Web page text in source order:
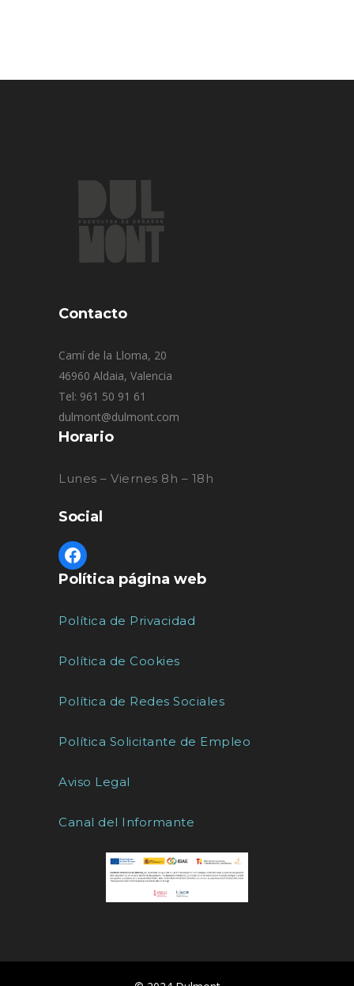
Contacto
Camí de la Lloma, 20
46960 Aldaia, Valencia
Tel: 961 50 91 61
dulmont@dulmont.com
Horario
Lunes – Viernes 8h – 18h
Social
Política página web
Política de Privacidad
Política de Cookies
Política de Redes Sociales
Política Solicitante de Empleo
Aviso Legal
Canal del Informante